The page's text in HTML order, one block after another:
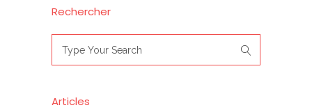
Rechercher
for:
Articles